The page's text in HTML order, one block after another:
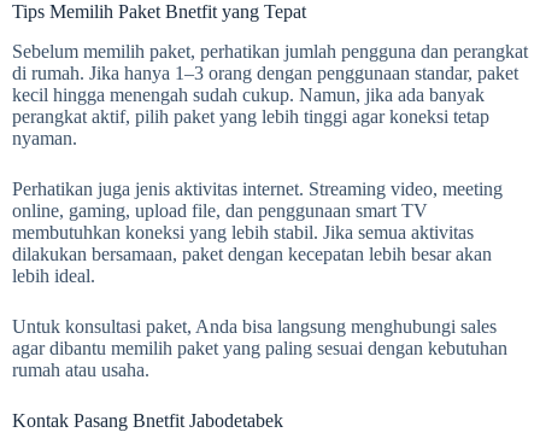
Tips Memilih Paket Bnetfit yang Tepat
Sebelum memilih paket, perhatikan jumlah pengguna dan perangkat
di rumah. Jika hanya 1–3 orang dengan penggunaan standar, paket
kecil hingga menengah sudah cukup. Namun, jika ada banyak
perangkat aktif, pilih paket yang lebih tinggi agar koneksi tetap
nyaman.
Perhatikan juga jenis aktivitas internet. Streaming video, meeting
online, gaming, upload file, dan penggunaan smart TV
membutuhkan koneksi yang lebih stabil. Jika semua aktivitas
dilakukan bersamaan, paket dengan kecepatan lebih besar akan
lebih ideal.
Untuk konsultasi paket, Anda bisa langsung menghubungi sales
agar dibantu memilih paket yang paling sesuai dengan kebutuhan
rumah atau usaha.
Kontak Pasang Bnetfit Jabodetabek